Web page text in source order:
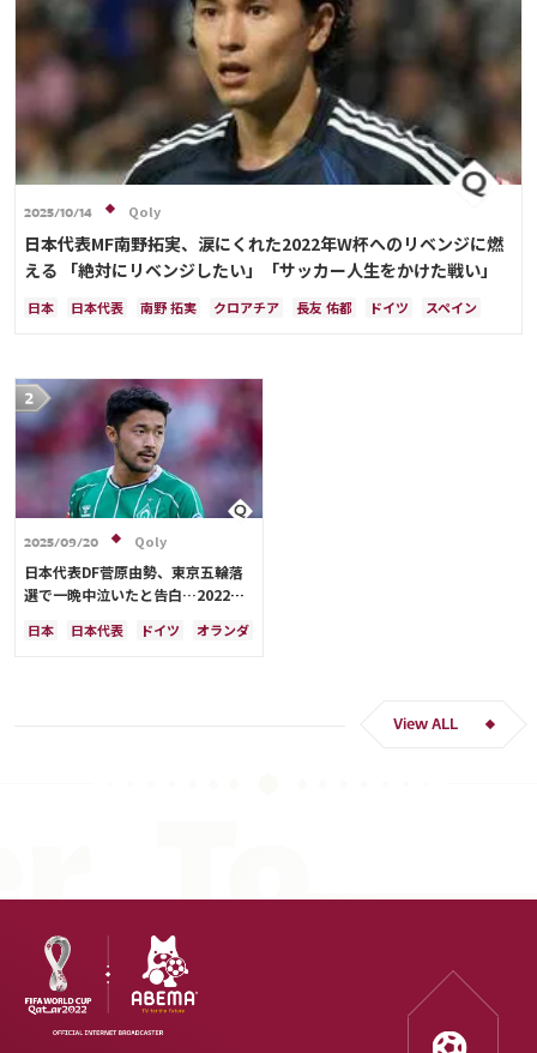
2025/10/14 Qoly
日本代表MF南野拓実、涙にくれた2022年W杯へのリベンジに燃
える 「絶対にリベンジしたい」「サッカー人生をかけた戦い」
日本 日本代表 南野 拓実 クロアチア 長友 佑都 ドイツ
スペイン
2025/09/20 Qoly
日本代表DF菅原由勢、東京五輪落
選で一晩中泣いたと告白…2022年
く「受け入れるのは難しかった」
日本 日本代表 ドイツ オランダ
View ALL